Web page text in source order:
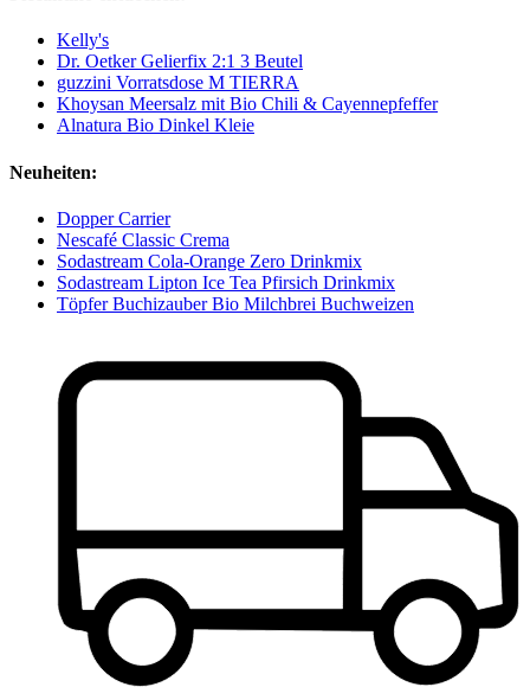
Kelly's
Dr. Oetker Gelierfix 2:1 3 Beutel
guzzini Vorratsdose M TIERRA
Khoysan Meersalz mit Bio Chili & Cayennepfeffer
Alnatura Bio Dinkel Kleie
Neuheiten:
Dopper Carrier
Nescafé Classic Crema
Sodastream Cola-Orange Zero Drinkmix
Sodastream Lipton Ice Tea Pfirsich Drinkmix
Töpfer Buchizauber Bio Milchbrei Buchweizen